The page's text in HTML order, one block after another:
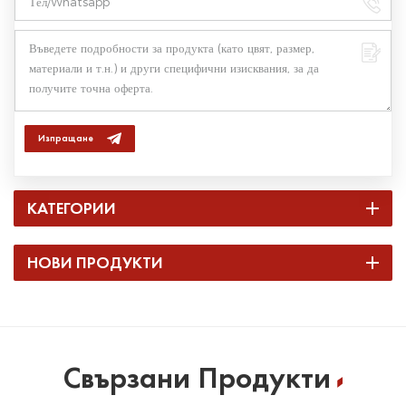
Изпращане
КАТЕГОРИИ
НОВИ ПРОДУКТИ
Свързани Продукти